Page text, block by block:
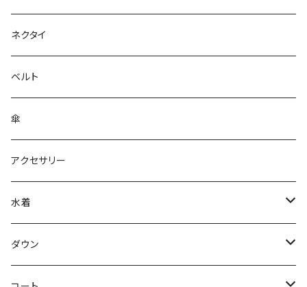
ネクタイ
ベルト
傘
アクセサリー
水着
～44/S
ダウン